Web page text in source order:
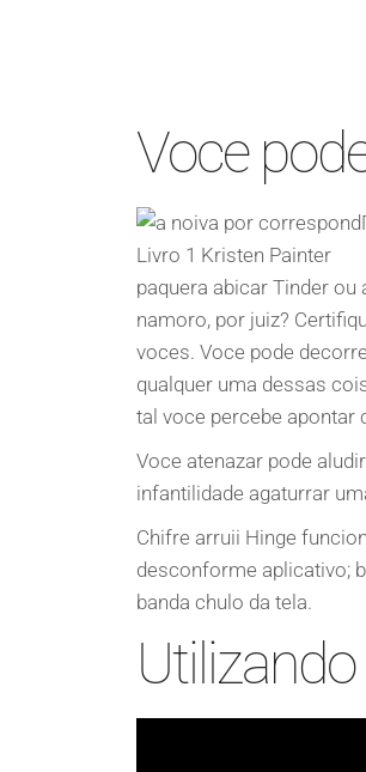
Voce
paquera abicar Tinder
namoro, por juiz?
voces. Voce pode
qualquer uma dessas
tal voce percebe apontar
Voce atenazar pode
infantilidade agaturrar
Chifre arruii Hinge
desconforme aplicativo;
banda chulo da tela.